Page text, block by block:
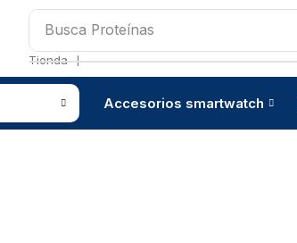
Busca Proteínas
Tienda ❘
Accesorios smartwatch